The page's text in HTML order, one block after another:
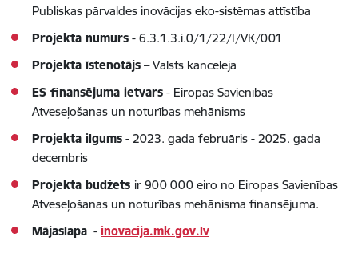
Publiskas pārvaldes inovācijas eko-sistēmas attīstība
Projekta numurs - 6.3.1.3.i.0/1/22/I/VK/001
Projekta īstenotājs – Valsts kanceleja
ES finansējuma ietvars - Eiropas Savienības
Atveseļošanas un noturības mehānisms
Projekta ilgums - 2023. gada februāris - 2025. gada
decembris
Projekta budžets ir 900 000 eiro no Eiropas Savienības
Atveseļošanas un noturības mehānisma finansējuma.
Mājaslapa - inovacija.mk.gov.lv